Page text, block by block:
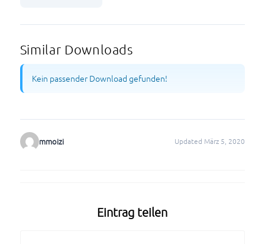
Similar Downloads
Kein passender Download gefunden!
mmoizi Updated März 5, 2020
Eintrag teilen